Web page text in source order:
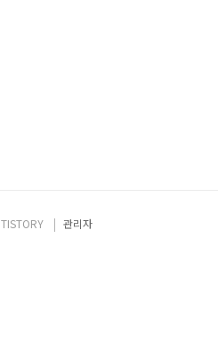
TISTORY 관리자